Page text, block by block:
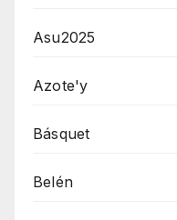
Asu2025
Azote'y
Básquet
Belén